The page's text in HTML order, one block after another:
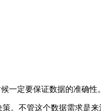
一定要保证数据的准确性。
。不管这个数据需求是